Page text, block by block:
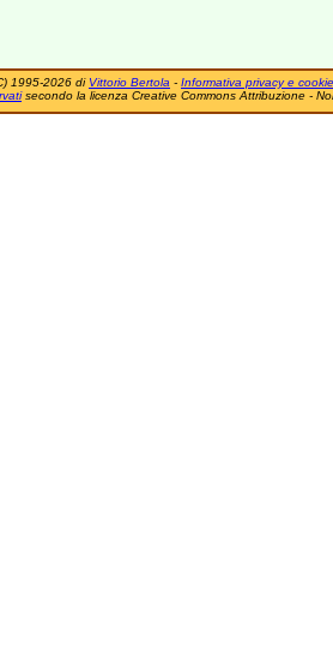
1995-2026 di Vittorio Bertola - Informativa privacy e cookie
secondo la licenza Creative Commons Attribuzione -